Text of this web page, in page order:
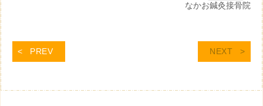
なかお鍼灸接骨院
PREV NEXT